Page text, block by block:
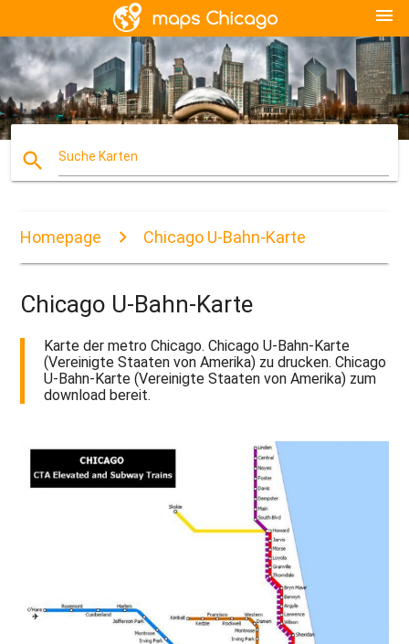
menu
search Suche Karten
Homepage Chicago U-Bahn-Karte
Chicago U-Bahn-Karte
Karte der metro Chicago. Chicago U-Bahn-Karte
(Vereinigte Staaten von Amerika) zu drucken. Chicago
U-Bahn-Karte (Vereinigte Staaten von Amerika) zum
download bereit.